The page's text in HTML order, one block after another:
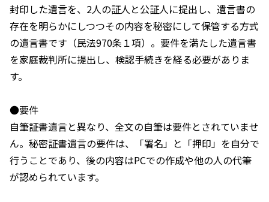
封印した遺言を、2人の証人と公証人に提出し、遺言書の
存在を明らかにしつつその内容を秘密にして保管する方式
の遺言書です（民法970条１項）。要件を満たした遺言書
を家庭裁判所に提出し、検認手続きを経る必要がありま
す。
●要件
自筆証書遺言と異なり、全文の自筆は要件とされていませ
ん。秘密証書遺言の要件は、「署名」と「押印」を自分で
行うことであり、後の内容はPCでの作成や他の人の代筆
が認められています。